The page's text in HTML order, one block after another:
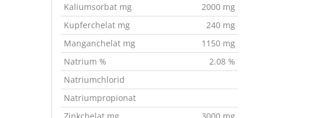
Kaliumsorbat mg
2000 mg
Kupferchelat mg
240 mg
Manganchelat mg
1150 mg
Natrium %
2.08 %
Natriumchlorid
Natriumpropionat